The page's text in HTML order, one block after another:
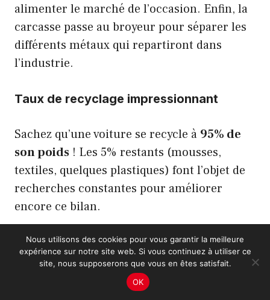
alimenter le marché de l’occasion. Enfin, la
carcasse passe au broyeur pour séparer les
différents métaux qui repartiront dans
l’industrie.
Taux de recyclage impressionnant
Sachez qu’une voiture se recycle à 95% de
son poids ! Les 5% restants (mousses,
textiles, quelques plastiques) font l’objet de
recherches constantes pour améliorer
encore ce bilan.
De quoi relativiser la « »mort » » de votre
fidèle compagnon : elle contribue à la
fabrication de nouvelles voitures,
Nous utilisons des cookies pour vous garantir la meilleure
expérience sur notre site web. Si vous continuez à utiliser ce
site, nous supposerons que vous en êtes satisfait.
OK